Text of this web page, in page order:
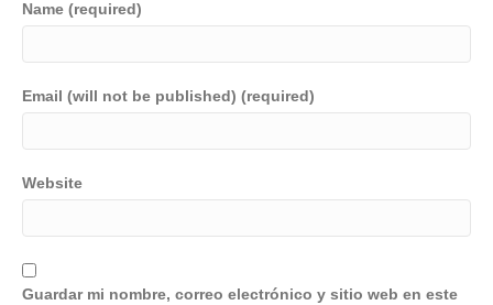
Name (required)
Email (will not be published) (required)
Website
Guardar mi nombre, correo electrónico y sitio web en este